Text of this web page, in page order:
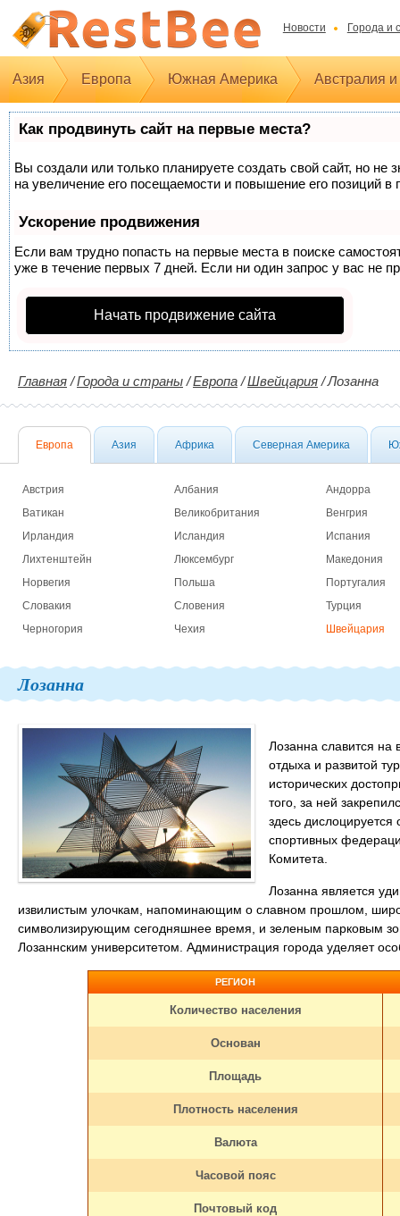
Новости Города и
Азия Европа Южная Америка Австралия
Как продвинуть сайт на первые места?
Вы создали или только планируете создать свой сайт, но
на увеличение его посещаемости и повышение его позиций в
Ускорение продвижения
Если вам трудно попасть на первые места в поиске
уже в течение первых 7 дней. Если ни один запрос у вас не
Начать продвижение сайта
Главная /Города и страны /Европа /Швейцария /Лозанна
Европа Азия Африка Северная Америка
Австрия Албания
Андорра
Ватикан
Великобритания
Венгрия
Ирландия
Исландия
Испания
Лихтенштейн
Люксембург
Македония
Норвегия
Польша
Португалия
Словакия
Словения
Турция
Черногория
Чехия Швейцария
Лозанна
Лозанна славится на
отдыха и развитой
исторических
того, за ней
здесь дислоцируется
спортивных
Комитета.
Лозанна является
извилистым улочкам, напоминающим о славном прошлом,
символизирующим сегодняшнее время, и зеленым парковым
Лозаннским университетом. Администрация города уделяет
РЕГИОН
Количество населения
Основан
Площадь
Плотность населения
Валюта
Часовой пояс
Почтовый код